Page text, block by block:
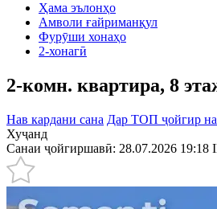
Ҳама эълонҳо
Амволи ғайриманқул
Фурӯши хонаҳо
2-хонагӣ
2-комн. квартира, 8
Нав кардани сана Дар ТОП ҷойгир
Хуҷанд
Санаи ҷойгиршавӣ: 28.07.2026 19:18